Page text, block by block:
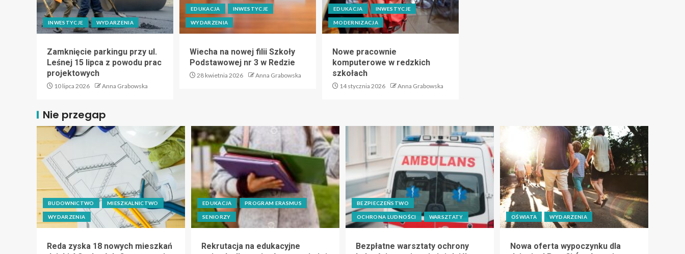
INWESTYCJE WYDARZENIA
Zamknięcie parkingu przy ul.
Leśnej 15 lipca z powodu prac
projektowych
10 lipca 2026 Anna Grabowska
EDUKACJA INWESTYCJE
WYDARZENIA
Wiecha na nowej filii Szkoły
Podstawowej nr 3 w Redzie
28 kwietnia 2026 Anna Grabowska
EDUKACJA INWESTYCJE
MODERNIZACJA
Nowe pracownie
komputerowe w redzkich
szkołach
14 stycznia 2026 Anna Grabowska
Nie przegap
BUDOWNICTWO MIESZKALNICTWO
WYDARZENIA
Reda zyska 18 nowych mieszkań
EDUKACJA PROGRAM ERASMUS
SENIORZY
Rekrutacja na edukacyjne
BEZPIECZEŃSTWO
OCHRONA LUDNOŚCI WARSZTATY
Bezpłatne warsztaty ochrony
OŚWIATA WYDARZENIA
Nowa oferta wypoczynku dla